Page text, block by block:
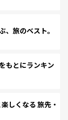
旅のベスト。
もとにランキン
しくなる 旅先・